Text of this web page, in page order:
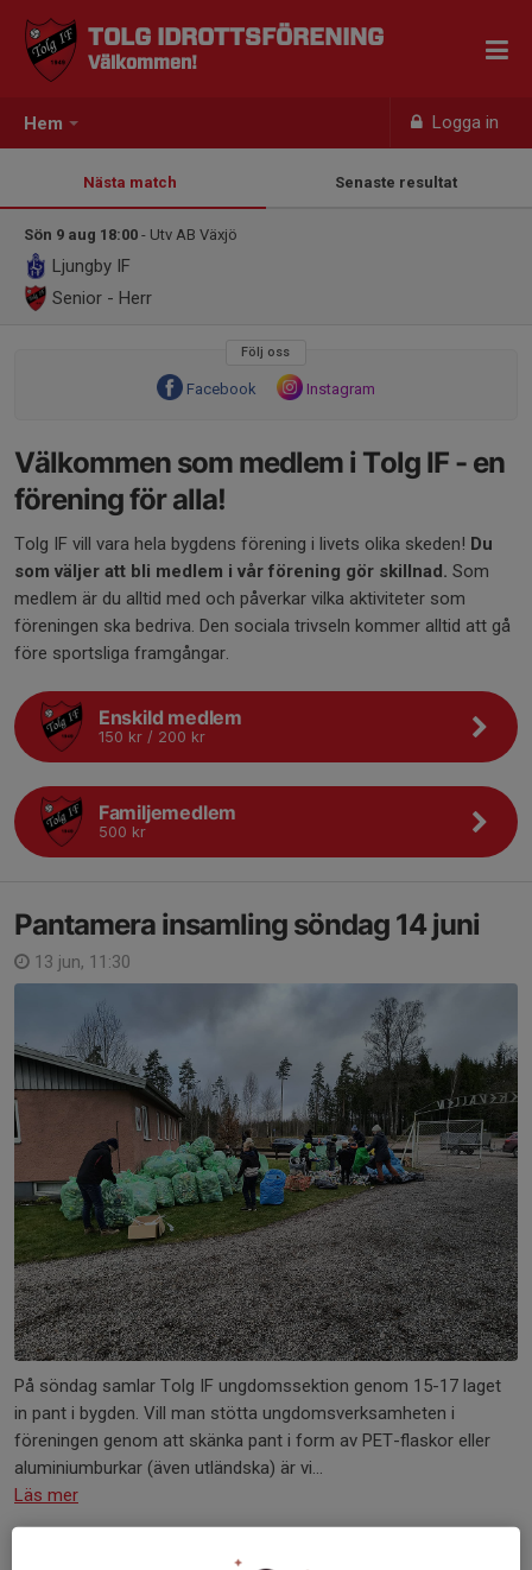
Hem Logga in
TOLG IDROTTSFÖRENING
Välkommen!
Nästa match Senaste resultat
Sön 9 aug 18:00 - Utv AB Växjö
Ljungby IF
Senior - Herr
Följ oss
Facebook Instagram
Välkommen som medlem i Tolg IF - en
förening för alla!
Tolg IF vill vara hela bygdens förening i livets olika skeden! Du
som väljer att bli medlem i vår förening gör skillnad. Som
medlem är du alltid med och påverkar vilka aktiviteter som
föreningen ska bedriva. Den sociala trivseln kommer alltid att gå
före sportsliga framgångar.
Enskild medlem
150 kr / 200 kr
Familjemedlem
500 kr
Pantamera insamling söndag 14 juni
13 jun, 11:30
På söndag samlar Tolg IF ungdomssektion genom 15-17 laget
in pant i bygden. Vill man stötta ungdomsverksamheten i
föreningen genom att skänka pant i form av PET-flaskor eller
aluminiumburkar (även utländska) är vi...
Läs mer